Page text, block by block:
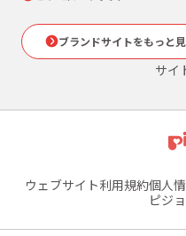
ブランドサイトをもっと
サイ
ウェブサイト利用規約個人
ピジ